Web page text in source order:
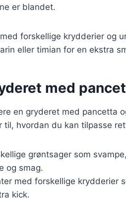
er blandet.
forskellige krydderier og
eller timian for en ekstra
med
en gryderet med pancetta
til, hvordan du kan tilpasse
grøntsager som
og smag.
med forskellige krydderier
kick.